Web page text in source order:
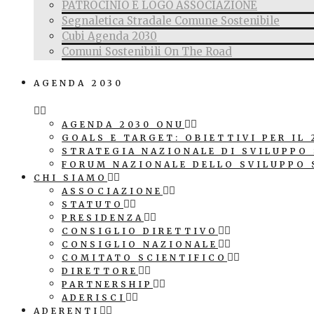
PATROCINIO E LOGO ASSOCIAZIONE
Segnaletica Stradale Comune Sostenibile
Cubi Agenda 2030
Comuni Sostenibili On The Road
AGENDA 2030
AGENDA 2030 ONU
GOALS E TARGET: OBIETTIVI PER IL
STRATEGIA NAZIONALE DI SVILUPPO
FORUM NAZIONALE DELLO SVILUPPO
CHI SIAMO
ASSOCIAZIONE
STATUTO
PRESIDENZA
CONSIGLIO DIRETTIVO
CONSIGLIO NAZIONALE
COMITATO SCIENTIFICO
DIRETTORE
PARTNERSHIP
ADERISCI
ADERENTI